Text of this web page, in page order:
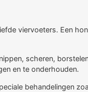
viervoeters. Een
scheren,
en te onderhouden.
behandelingen